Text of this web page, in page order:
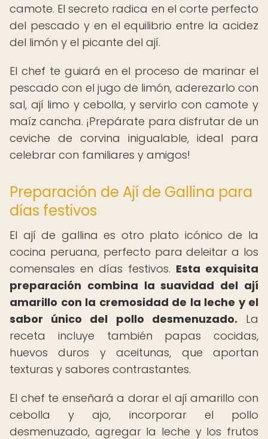
camote. El secreto radica en el corte perfecto
del pescado y en el equilibrio entre la acidez
del limón y el picante del ají.
El chef te guiará en el proceso de marinar el
pescado con el jugo de limón, aderezarlo con
sal, ají limo y cebolla, y servirlo con camote y
maíz cancha. ¡Prepárate para disfrutar de un
ceviche de corvina inigualable, ideal para
celebrar con familiares y amigos!
Preparación de Ají de Gallina para
días festivos
El ají de gallina es otro plato icónico de la
cocina peruana, perfecto para deleitar a los
comensales en días festivos. Esta exquisita
preparación combina la suavidad del ají
amarillo con la cremosidad de la leche y el
sabor único del pollo desmenuzado. La
receta incluye también papas cocidas,
huevos duros y aceitunas, que aportan
texturas y sabores contrastantes.
El chef te enseñará a dorar el ají amarillo con
cebolla y ajo, incorporar el pollo
desmenuzado, agregar la leche y los frutos